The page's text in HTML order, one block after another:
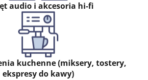
audio i akcesoria hi-fi
kuchenne (miksery, tostery,
ekspresy do kawy)